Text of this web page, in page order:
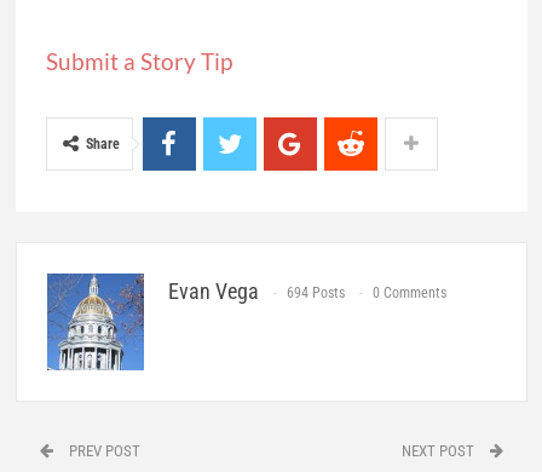
Submit a Story Tip
Share
Evan Vega 694 Posts 0 Comments
PREV POST NEXT POST